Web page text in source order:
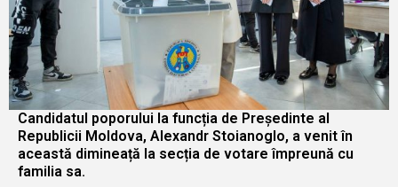
Candidatul poporului la funcția de Președinte al
Republicii Moldova, Alexandr Stoianoglo, a venit în
această dimineață la secția de votare împreună cu
familia sa.